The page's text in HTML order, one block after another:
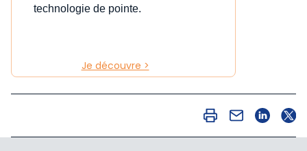
technologie de pointe.
Je découvre >